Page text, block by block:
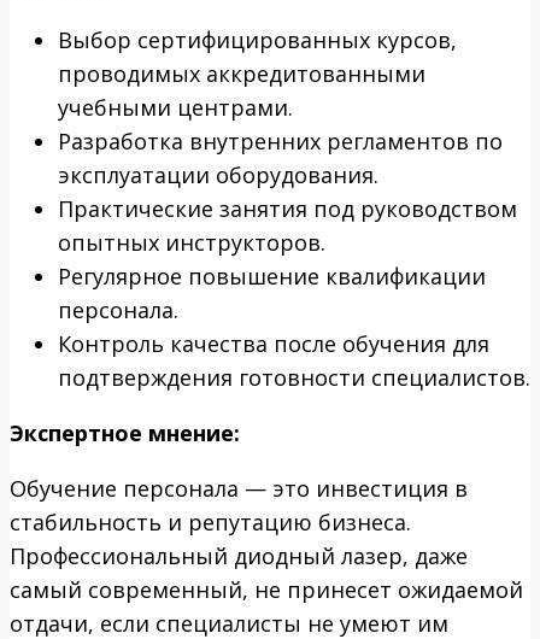
Выбор сертифицированных курсов,
проводимых аккредитованными
учебными центрами.
Разработка внутренних регламентов по
эксплуатации оборудования.
Практические занятия под руководством
опытных инструкторов.
Регулярное повышение квалификации
персонала.
Контроль качества после обучения для
подтверждения готовности специалистов.
Экспертное мнение:
Обучение персонала — это инвестиция в
стабильность и репутацию бизнеса.
Профессиональный диодный лазер, даже
самый современный, не принесет ожидаемой
отдачи, если специалисты не умеют им